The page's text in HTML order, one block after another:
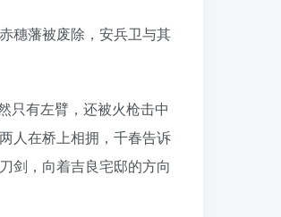
穗藩被废除，安兵卫与其
只有左臂，还被火枪击中
人在桥上相拥，千春告诉
剑，向着吉良宅邸的方向